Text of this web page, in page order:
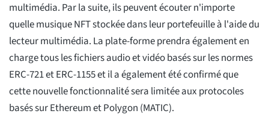
multimédia. Par la suite, ils peuvent écouter n'importe
quelle musique NFT stockée dans leur portefeuille à l'aide du
lecteur multimédia. La plate-forme prendra également en
charge tous les fichiers audio et vidéo basés sur les normes
ERC-721 et ERC-1155 et il a également été confirmé que
cette nouvelle fonctionnalité sera limitée aux protocoles
basés sur Ethereum et Polygon (MATIC).